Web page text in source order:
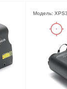
Модель: